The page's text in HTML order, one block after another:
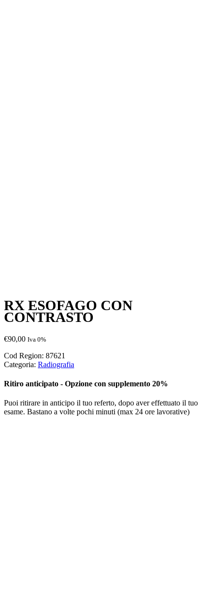
RX ESOFAGO CON
CONTRASTO
€90,00 Iva 0%
Cod Region: 87621
Categoria: Radiografia
Ritiro anticipato - Opzione con supplemento 20%
Puoi ritirare in anticipo il tuo referto, dopo aver effettuato il tuo
esame. Bastano a volte pochi minuti (max 24 ore lavorative)